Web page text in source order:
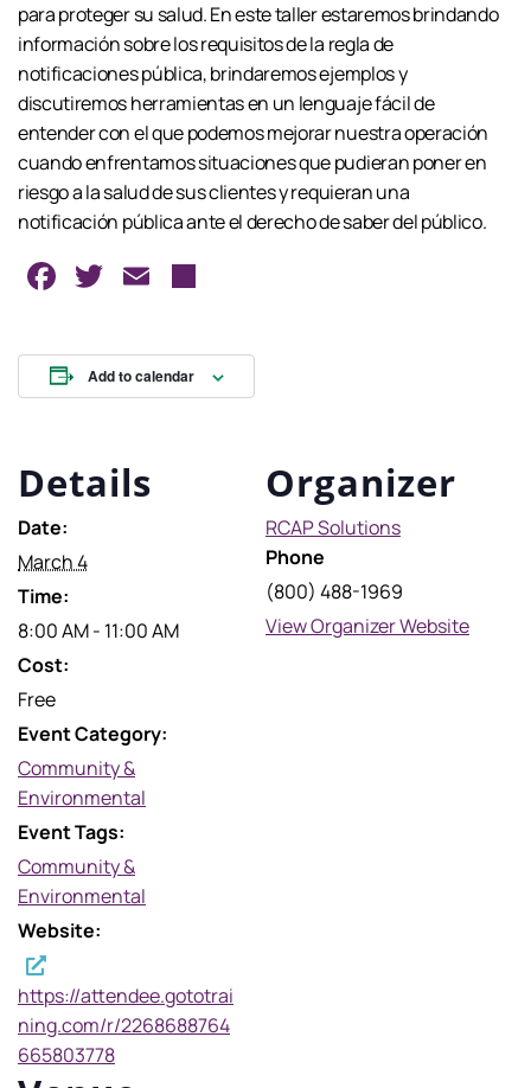
para proteger su salud. En este taller estaremos brindando
información sobre los requisitos de la regla de
notificaciones pública, brindaremos ejemplos y
discutiremos herramientas en un lenguaje fácil de
entender con el que podemos mejorar nuestra operación
cuando enfrentamos situaciones que pudieran poner en
riesgo a la salud de sus clientes y requieran una
notificación pública ante el derecho de saber del público.
Facebook
TwitterEmail
Add to calendar
Details
Date:
March 4
Time:
8:00 AM - 11:00 AM
Cost:
Free
Event Category:
Community &
Environmental
Event Tags:
Community &
Environmental
Website:
https://attendee.gototrai
ning.com/r/2268688764
665803778
Organizer
RCAP Solutions
Phone
(800) 488-1969
View Organizer Website